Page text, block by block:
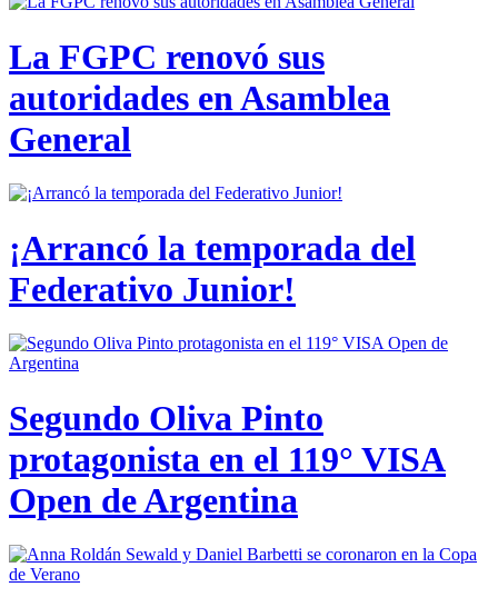
La FGPC renovó sus
autoridades en Asamblea
General
¡Arrancó la temporada del
Federativo Junior!
Segundo Oliva Pinto
protagonista en el 119° VISA
Open de Argentina